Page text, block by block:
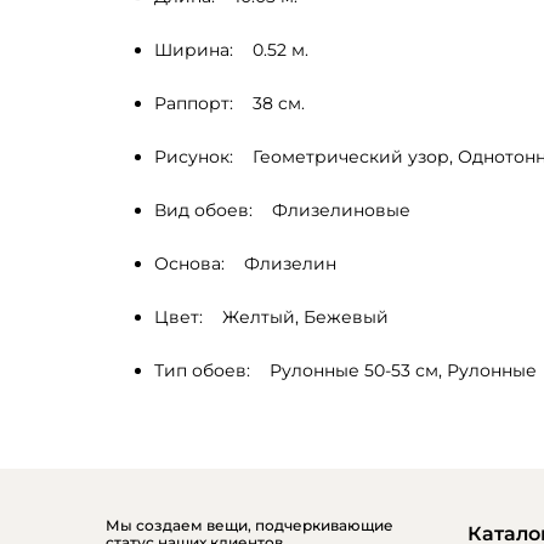
Ширина:    0.52 м.
Раппорт:    38 cм.
Рисунок:    Геометрический узор,
Вид обоев:    Флизелиновые
Основа:    Флизелин
Цвет:    Желтый, Бежевый
Тип обоев:    Рулонные 50-53 см, Рулонные
Мы создаем вещи, подчеркивающие